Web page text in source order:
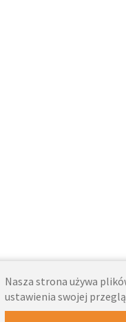
Nasza strona używa
ustawienia swojej